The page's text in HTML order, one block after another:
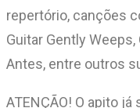
repertório, canções
Guitar Gently Weeps,
Antes, entre outros
ATENÇÃO! O apito